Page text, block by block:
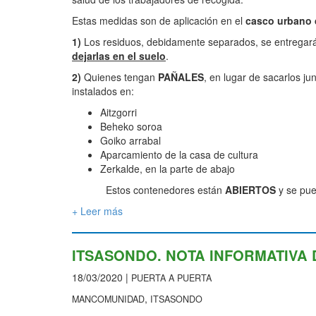
Estas medidas son de aplicación en el casco urbano
1) Los residuos, debidamente separados, se
dejarlas en el suelo.
2) Quienes tengan PAÑALES, en lugar de sacarlos
instalados en:
Aitzgorri
Beheko soroa
Goiko arrabal
Aparcamiento de la casa de cultura
Zerkalde, en la parte de abajo
Estos contenedores están ABIERTOS y se
+ Leer más
ITSASONDO. NOTA
18/03/2020 | PUERTA A PUERTA
MANCOMUNIDAD, ITSASONDO